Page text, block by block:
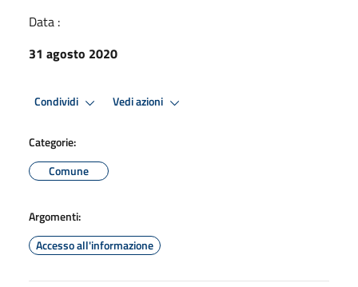
Data :
31 agosto 2020
Condividi Vedi azioni
Categorie:
Comune
Argomenti:
Accesso all'informazione